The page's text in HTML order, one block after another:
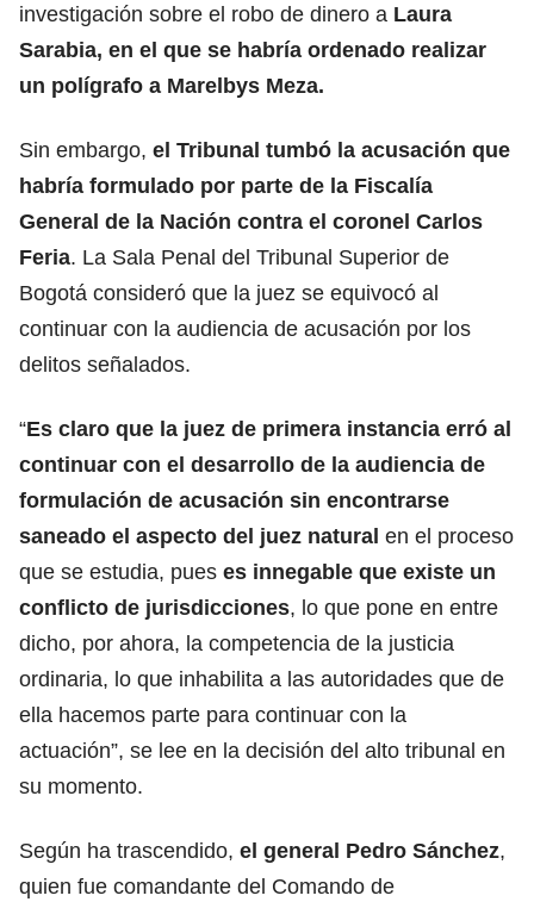
investigación sobre el robo de dinero a Laura
Sarabia, en el que se habría ordenado realizar
un polígrafo a Marelbys Meza.
Sin embargo, el Tribunal tumbó la acusación que
habría formulado por parte de la Fiscalía
General de la Nación contra el coronel Carlos
Feria. La Sala Penal del Tribunal Superior de
Bogotá consideró que la juez se equivocó al
continuar con la audiencia de acusación por los
delitos señalados.
“Es claro que la juez de primera instancia erró al
continuar con el desarrollo de la audiencia de
formulación de acusación sin encontrarse
saneado el aspecto del juez natural en el proceso
que se estudia, pues es innegable que existe un
conflicto de jurisdicciones, lo que pone en entre
dicho, por ahora, la competencia de la justicia
ordinaria, lo que inhabilita a las autoridades que de
ella hacemos parte para continuar con la
actuación”, se lee en la decisión del alto tribunal en
su momento.
Según ha trascendido, el general Pedro Sánchez,
quien fue comandante del Comando de